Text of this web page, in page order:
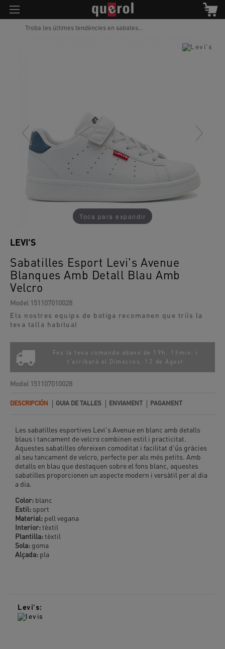
Troba les últimes tendències en sabates...
Toca para expandir
Sabatilles Esport Levi's Avenue
Blanques Amb Detall Blau Amb
Velcro
LEVI'S
Model 151107010028
Els nostres equips de botiga recomanen que triïs la
teva talla habitual
Fes la teva comanda abans de 19h. 13min. i
t'arribarà el
Dimecres, 12 de Agost
Model 151107010028
DESCRIPCIÓN GUIA DE TALLES ENVIAMENT PAGAMENT
Les sabatilles esportives Levi's Avenue en blanc amb detalls
blaus i tancament de velcro combinen estil i practicitat.
Aquestes sabatilles ofereixen comoditat i facilitat d'ús gràcies
al seu tancament de velcro, perfecte per als més petits. Amb
detalls en blau que destaquen sobre el fons blanc, aquestes
sabatilles proporcionen un aspecte modern i versàtil per al dia
a dia.
Color: blanc
Estil: sport
Material: pell vegana
Interior:tèxtil
Plantilla:tèxtil
Sola: goma
Alçada: pla
Levi's: